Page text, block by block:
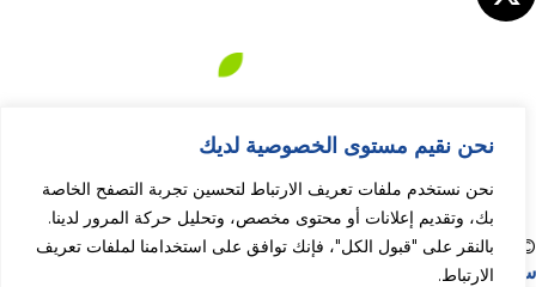
نحن نقيم مستوى الخصوصية لديك
نحن نستخدم ملفات تعريف الارتباط لتحسين تجربة التصفح الخاصة
بك، وتقديم إعلانات أو محتوى مخصص، وتحليل حركة المرور لدينا.
بالنقر على "قبول الكل"، فإنك توافق على استخدامنا لملفات تعريف
الارتباط.
© 2024 فيرتيغلوب. كل الحقوق محفوظة.
سياسة الخصوصية